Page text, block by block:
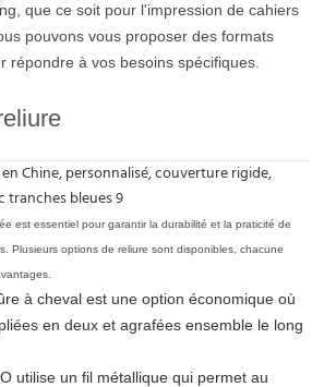
que ce soit pour l'impression de cahiers
pouvons vous proposer des formats
répondre à vos besoins spécifiques.
est essentiel pour garantir la durabilité et la praticité de
Plusieurs options de reliure sont disponibles, chacune
à cheval est une option économique où
en deux et agrafées ensemble le long
utilise un fil métallique qui permet au